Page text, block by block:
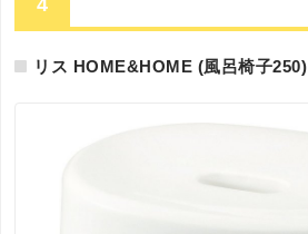
4
リス HOME&HOME (風呂椅子250)